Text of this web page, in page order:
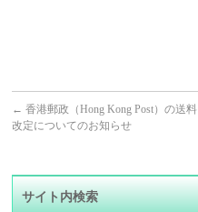
← 香港郵政（Hong Kong Post）の送料
改定についてのお知らせ
サイト内検索